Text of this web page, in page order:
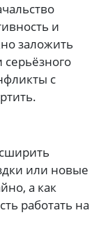
и
заложить
с
или новые
а как
работать на